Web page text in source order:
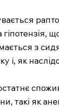
з
і, як
такі як